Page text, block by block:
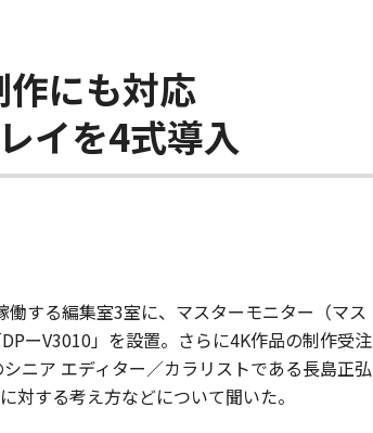
にも対応
イを4式導入
する編集室3室に、マスターモニター（マス
ーV3010」を設置。さらに4K作品の制作受注
ニア エディター／カラリストである長島正弘
対する考え方などについて聞いた。